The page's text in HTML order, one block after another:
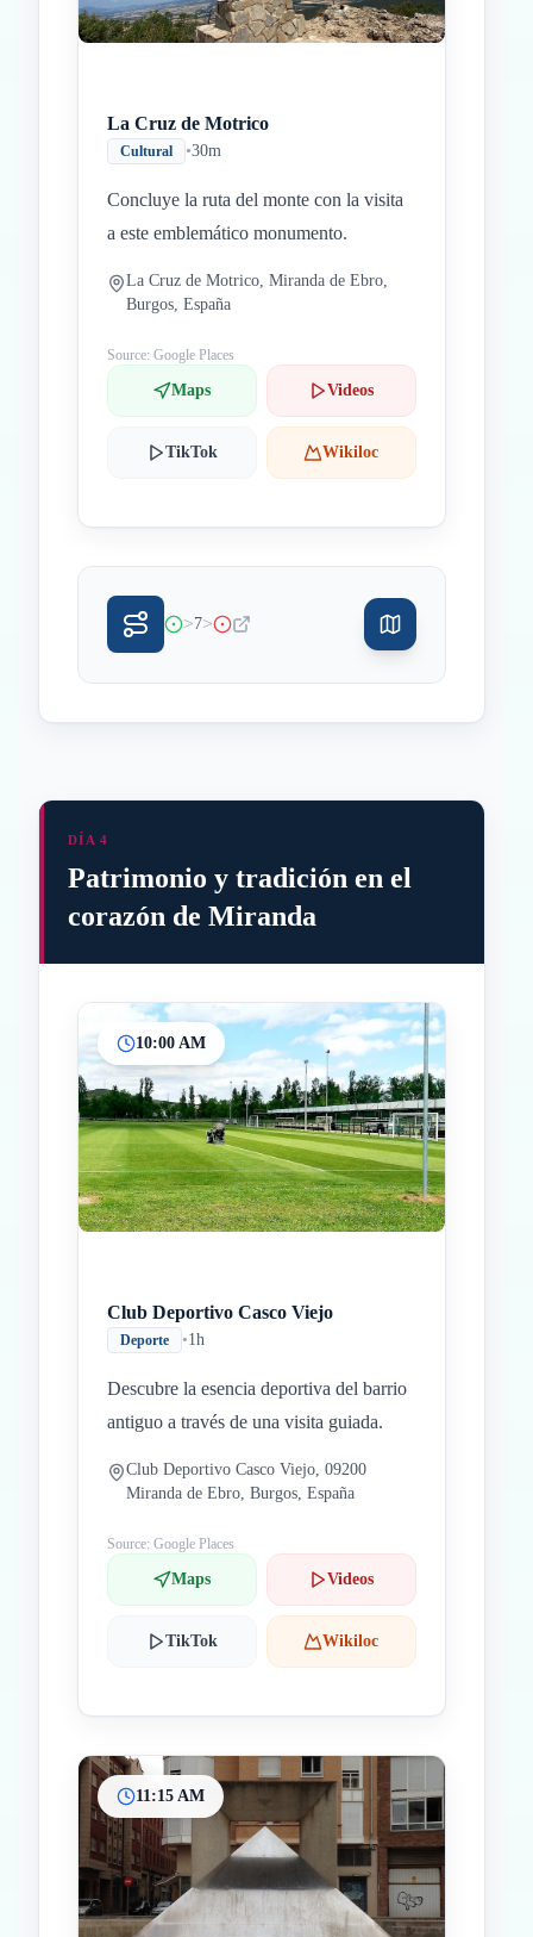
La Cruz de Motrico
Cultural •30m
Concluye la ruta del monte con la visita
a este emblemático monumento.
La Cruz de Motrico, Miranda de Ebro,
Burgos, España
Source: Google Places
Maps Videos
TikTok Wikiloc
>7>
InicioParadas intermedias
Final
DÍA 4
Patrimonio y tradición en el
corazón de Miranda
10:00 AM
Club Deportivo Casco Viejo
Deporte •1h
Descubre la esencia deportiva del barrio
antiguo a través de una visita guiada.
Club Deportivo Casco Viejo, 09200
Miranda de Ebro, Burgos, España
Source: Google Places
Maps Videos
TikTok Wikiloc
11:15 AM